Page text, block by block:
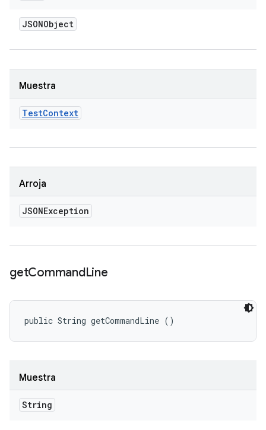
JSONObject
Muestra
TestContext
Arroja
JSONException
getCommandLine
public String getCommandLine ()
Muestra
String